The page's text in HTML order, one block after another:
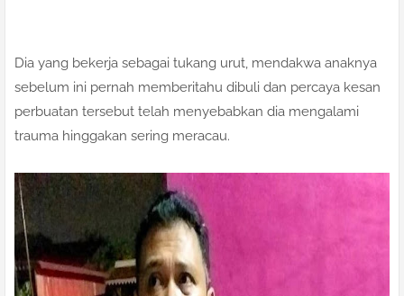
Dia yang bekerja sebagai tukang urut, mendakwa anaknya
sebelum ini pernah memberitahu dibuli dan percaya kesan
perbuatan tersebut telah menyebabkan dia mengalami
trauma hinggakan sering meracau.